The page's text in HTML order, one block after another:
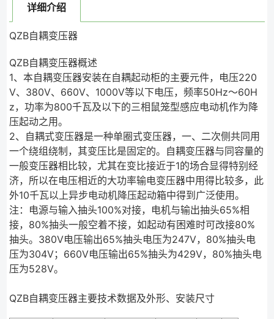
详细介绍
QZB自耦变压器
QZB自耦变压器概述
1、本自耦变压器安装在自耦起动柜的主要元件，电压220
V、380V、660V、1000V等以下电压，频率50Hz～60H
z，功率为800千瓦及以下的三相鼠笼型感应电动机作为降
压起动之用。
2、自耦式变压器是一种单圈式变压器，一、二次侧共同用
一个绕组绕制，其变压比是固定的。自耦变压器与同容量的
一般变压器相比较，尤其在变比接近于1的场合显得特别经
济，所以在电压相近的大功率输电变压器中用得比较多，此
外10千瓦以上异步电动机降压起动箱中得到广泛使用。
注：电源与输入抽头100%对接，电机与输出抽头65%相
接，80%抽头一般空着不接，如起动有困难时可改接80%
抽头。380V电压输出65%抽头电压为247V，80%抽头电
压为304V；660V电压输出65%抽头为429V，80%抽头电
压为528V。
QZB自耦变压器主要技术数据及外形、安装尺寸